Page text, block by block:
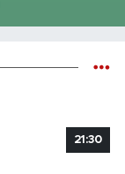
21:30